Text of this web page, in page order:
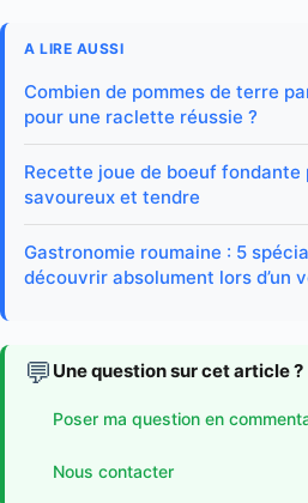
A LIRE AUSSI
Combien de pommes de terre
pour une raclette réussie ?
Recette joue de boeuf fondante
savoureux et tendre
Gastronomie roumaine : 5
découvrir absolument lors d’un
💬 Une question sur cet article ?
Poser ma question en
Nous contacter